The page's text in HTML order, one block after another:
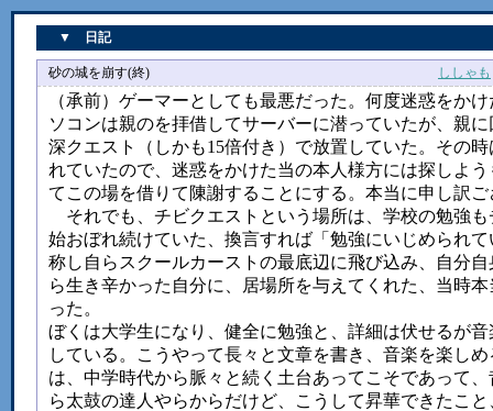
▼ 日記
砂の城を崩す(終) ししゃも
（承前）ゲーマーとしても最悪だった。何度迷惑をか
ソコンは親のを拝借してサーバーに潜っていたが、親
深クエスト（しかも15倍付き）で放置していた。その
れていたので、迷惑をかけた当の本人様方には探しよ
てこの場を借りて陳謝することにする。本当に申し訳
それでも、チビクエストという場所は、学校の勉強
始おぼれ続けていた、換言すれば「勉強にいじめられ
称し自らスクールカーストの最底辺に飛び込み、自分
ら生き辛かった自分に、居場所を与えてくれた、当時
った。
ぼくは大学生になり、健全に勉強と、詳細は伏せるが
している。こうやって長々と文章を書き、音楽を楽し
は、中学時代から脈々と続く土台あってこそであって
ら太鼓の達人やらからだけど、こうして昇華できたこ